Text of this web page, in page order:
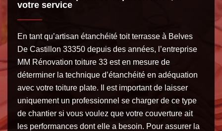
votre service
En tant qu’artisan étanchéité toit terrasse à Belves
De Castillon 33350 depuis des années, l’entreprise
MM Rénovation toiture 33 est en mesure de
déterminer la technique d’étanchéité en adéquation
avec votre toiture plate. Il est important de laisser
uniquement un professionnel se charger de ce type
de chantier si vous voulez que votre couverture ait
les performances dont elle a besoin. Pour assurer la